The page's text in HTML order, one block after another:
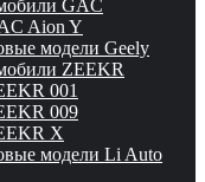
GAC
Aion Y
модели Geely
ZEEKR
001
009
X
модели Li Auto